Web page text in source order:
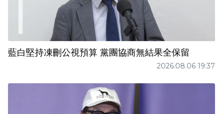
藍白堅持凍刪公視預算 黨團協商無結果全保留
2026.08.06 19:37